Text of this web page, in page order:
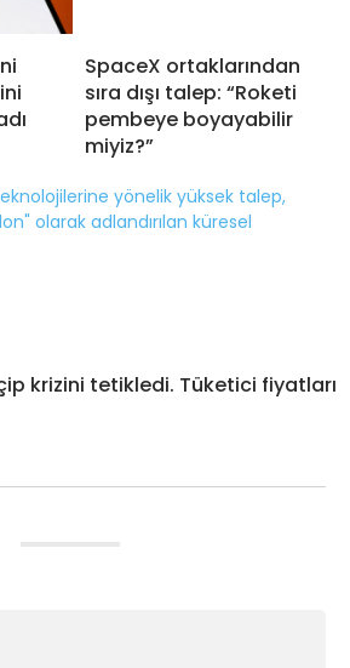
SpaceX ortaklarından
sıra dışı talep: “Roketi
pembeye boyayabilir
miyiz?”
krizini tetikledi. Tüketici fiyatları